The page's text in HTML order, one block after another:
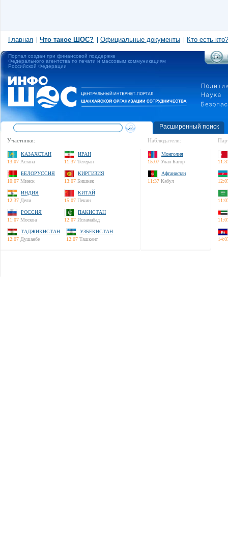
Главная Что такое ШОС? Официальные документы Кто есть кто?
Портал создан при финансовой поддержке
Федерального агентства по печати и массовым коммуникациям
Российской Федерации
Расширенный поиск
Участники:
КАЗАХСТАН
13:07 Астана
ИРАН
11:37 Тегеран
БЕЛОРУССИЯ
10:07 Минск
КИРГИЗИЯ
13:07 Бишкек
ИНДИЯ
12:37 Дели
КИТАЙ
15:07 Пекин
РОССИЯ
11:07 Москва
ПАКИСТАН
12:07 Исламабад
ТАДЖИКИСТАН
12:07 Душанбе
УЗБЕКИСТАН
12:07 Ташкент
Наблюдатели:
Монголия
15:07 Улан-Батор
Афганистан
11:37 Кабул